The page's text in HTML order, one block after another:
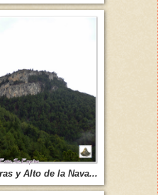
y Alto de la Nava...